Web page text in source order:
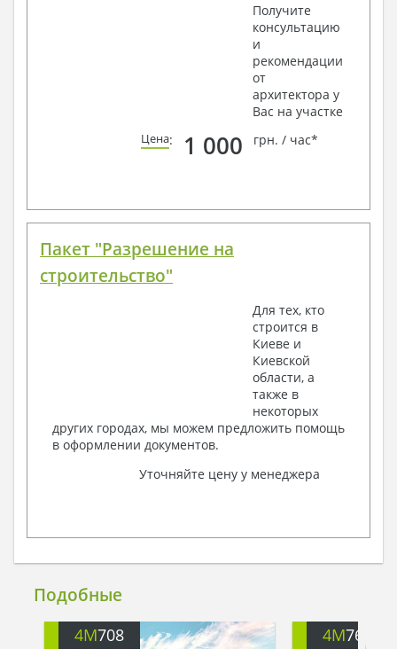
Получите
консультацию
и
рекомендации
от
архитектора у
Вас на участке
Цена: 1 000 грн. / час*
Пакет "Разрешение на
строительство"
Для тех, кто
строится в
Киеве и
Киевской
области, а
также в
некоторых
других городах, мы можем предложить помощь
в оформлении документов.
Уточняйте цену у менеджера
Подобные
4M708 4M763